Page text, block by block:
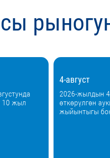
10 жыл
4-август
2026-жылдын
өткөрүлгөн
жыйынтыгы